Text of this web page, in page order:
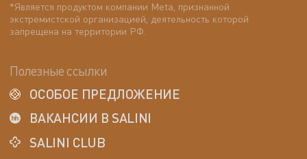
*Является продуктом компании Meta, признанной
экстремистской организацией, деятельность которой
запрещена на территории РФ.
Полезные ссылки
ОСОБОЕ ПРЕДЛОЖЕНИЕ
ВАКАНСИИ В SALINI
SALINI CLUB